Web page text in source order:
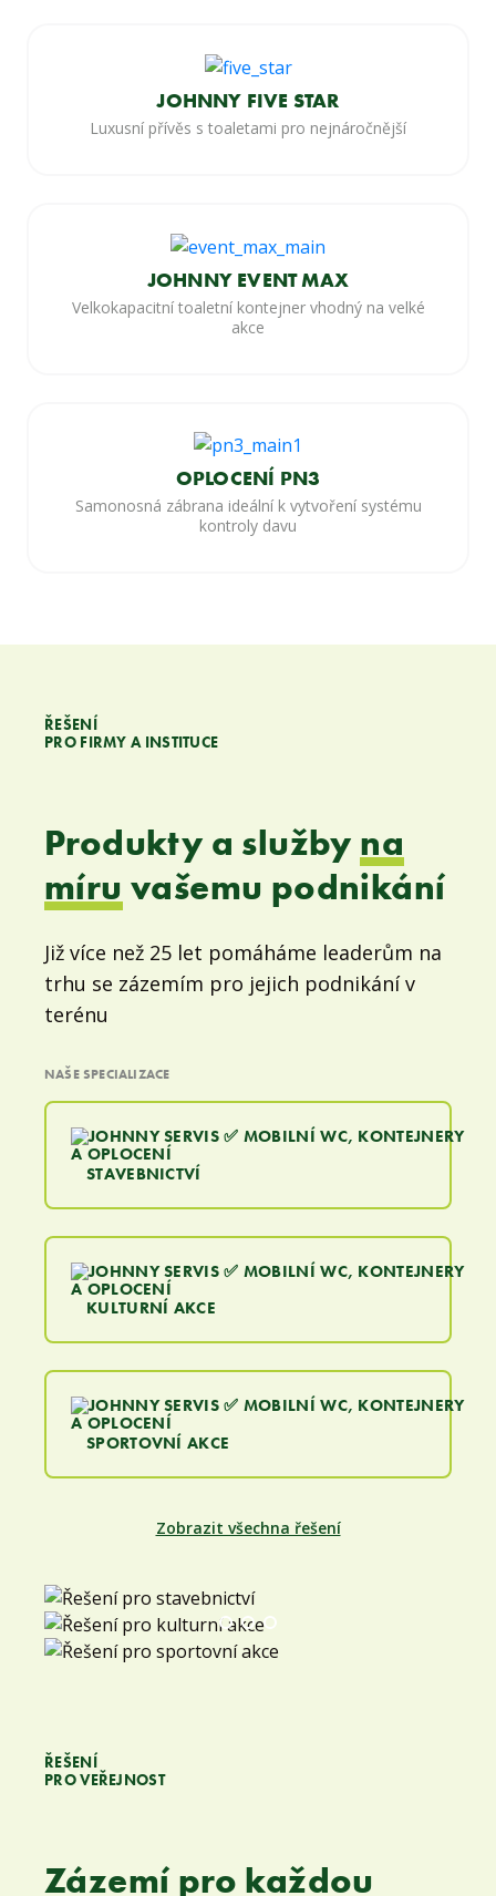
JOHNNY FIVE STAR
Luxusní přívěs s toaletami pro nejnáročnější
JOHNNY EVENT MAX
Velkokapacitní toaletní kontejner vhodný na velké
akce
OPLOCENÍ PN3
Samonosná zábrana ideální k vytvoření systému
kontroly davu
ŘEŠENÍ
PRO FIRMY A INSTITUCE
Produktya službyna
míru vašemu podnikání
Již více než 25 let pomáháme leaderům na
trhu se zázemím pro jejich podnikání v
terénu
NAŠE SPECIALIZACE
STAVEBNICTVÍ
KULTURNÍ AKCE
SPORTOVNÍ AKCE
Zobrazit všechna řešení
ŘEŠENÍ
PRO VEŘEJNOST
Zázemí pro každou